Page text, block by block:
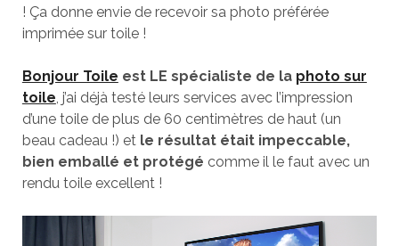
! Ça donne envie de recevoir sa photo préférée
imprimée sur toile !
Bonjour Toile est LE spécialiste de la photo sur
toile, j’ai déjà testé leurs services avec l’impression
d’une toile de plus de 60 centimètres de haut (un
beau cadeau !) et le résultat était impeccable,
bien emballé et protégé comme il le faut avec un
rendu toile excellent !